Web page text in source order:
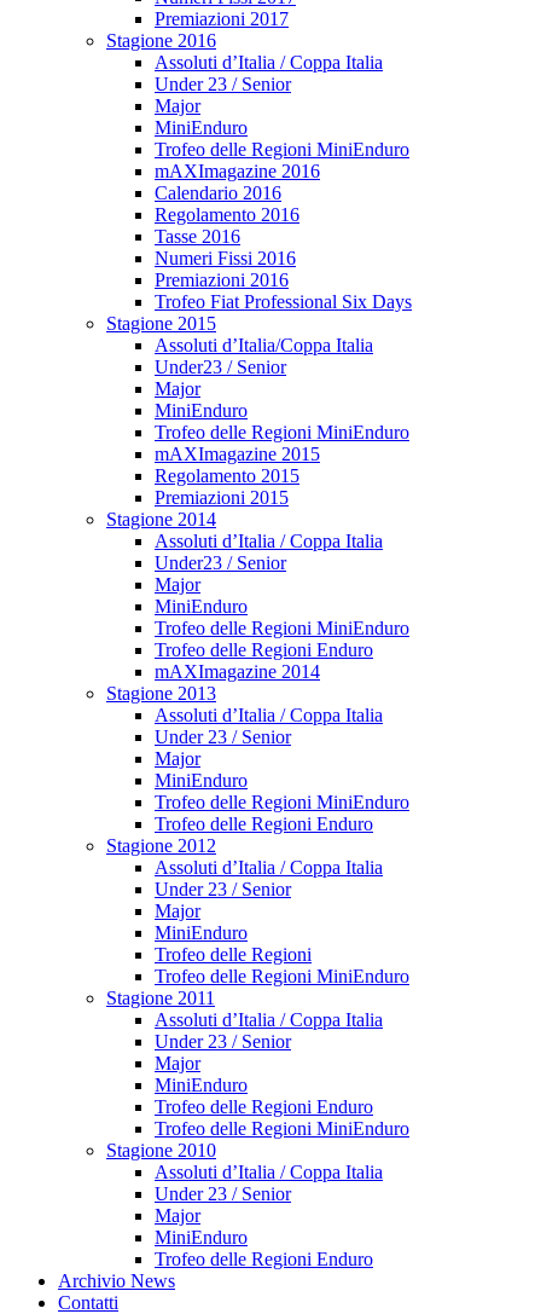
Premiazioni 2017
Stagione 2016
Assoluti d’Italia / Coppa Italia
Under 23 / Senior
Major
MiniEnduro
Trofeo delle Regioni MiniEnduro
mAXImagazine 2016
Calendario 2016
Regolamento 2016
Tasse 2016
Numeri Fissi 2016
Premiazioni 2016
Trofeo Fiat Professional Six Days
Stagione 2015
Assoluti d’Italia/Coppa Italia
Under23 / Senior
Major
MiniEnduro
Trofeo delle Regioni MiniEnduro
mAXImagazine 2015
Regolamento 2015
Premiazioni 2015
Stagione 2014
Assoluti d’Italia / Coppa Italia
Under23 / Senior
Major
MiniEnduro
Trofeo delle Regioni MiniEnduro
Trofeo delle Regioni Enduro
mAXImagazine 2014
Stagione 2013
Assoluti d’Italia / Coppa Italia
Under 23 / Senior
Major
MiniEnduro
Trofeo delle Regioni MiniEnduro
Trofeo delle Regioni Enduro
Stagione 2012
Assoluti d’Italia / Coppa Italia
Under 23 / Senior
Major
MiniEnduro
Trofeo delle Regioni
Trofeo delle Regioni MiniEnduro
Stagione 2011
Assoluti d’Italia / Coppa Italia
Under 23 / Senior
Major
MiniEnduro
Trofeo delle Regioni Enduro
Trofeo delle Regioni MiniEnduro
Stagione 2010
Assoluti d’Italia / Coppa Italia
Under 23 / Senior
Major
MiniEnduro
Trofeo delle Regioni Enduro
Archivio News
Contatti